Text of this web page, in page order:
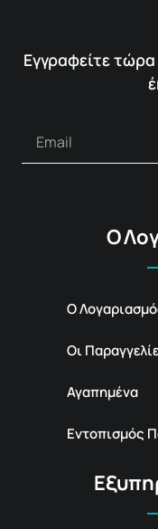
Εγγραφείτε
Ο
Ο
Οι
Αγαπημένα
Εντοπισμός